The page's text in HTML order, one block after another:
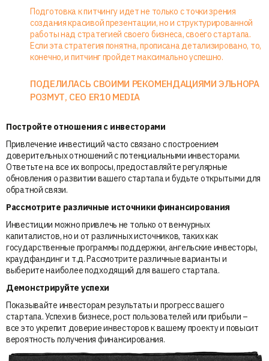
Подготовка к питчингу идет не только с точки зрения
создания красивой презентации, но и структурированной
работы над стратегией своего бизнеса, своего стартапа.
Если эта стратегия понятна, прописана детализировано, то,
конечно, и питчинг пройдет максимально успешно.
ПОДЕЛИЛАСЬ СВОИМИ РЕКОМЕНДАЦИЯМИ ЭЛЬНОРА
РОЗМУТ, CEO ER10 MEDIA
Постройте отношения с инвесторами
Привлечение инвестиций часто связано с построением
доверительных отношений с потенциальными инвесторами.
Ответьте на все их вопросы, предоставляйте регулярные
обновления о развитии вашего стартапа и будьте открытыми для
обратной связи.
Рассмотрите различные источники финансирования
Инвестиции можно привлечь не только от венчурных
капиталистов, но и от различных источников, таких как
государственные программы поддержки, ангельские инвесторы,
краудфандинг и т.д. Рассмотрите различные варианты и
выберите наиболее подходящий для вашего стартапа.
Демонстрируйте успехи
Показывайте инвесторам результаты и прогресс вашего
стартапа. Успехи в бизнесе, рост пользователей или прибыли –
все это укрепит доверие инвесторов к вашему проекту и повысит
вероятность получения финансирования.